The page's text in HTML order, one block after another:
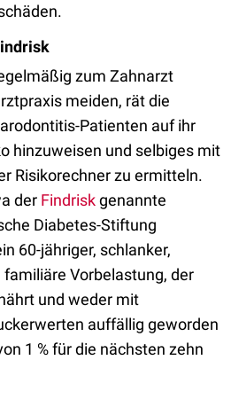
zum Zahnarzt
meiden, rät die
Patienten auf ihr
hinzuweisen und selbiges mit
Risikorechner zu ermitteln.
der Findriskgenannte
Diabetes-Stiftung
60-jähriger, schlanker,
Vorbelastung, der
und weder mit
auffällig geworden
1 % für die nächsten zehn